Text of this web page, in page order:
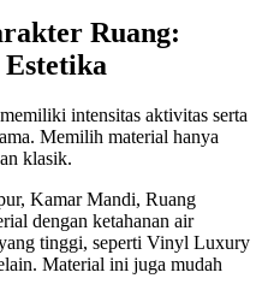
Ruang:
intensitas aktivitas serta
Memilih material hanya
klasik.
Kamar Mandi, Ruang
dengan ketahanan air
tinggi, seperti Vinyl Luxury
Material ini juga mudah